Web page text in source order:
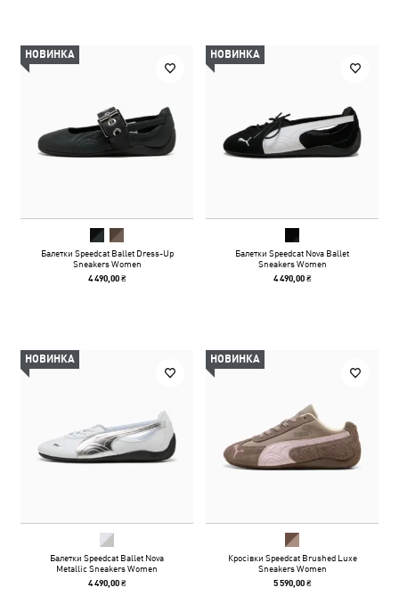
НОВИНКА
Балетки Speedcat Ballet Dress-Up
Sneakers Women
4 490,00 ₴
НОВИНКА
Балетки Speedcat Nova Ballet
Sneakers Women
4 490,00 ₴
НОВИНКА
Балетки Speedcat Ballet Nova
Metallic Sneakers Women
4 490,00 ₴
НОВИНКА
Кросівки Speedcat Brushed Luxe
Sneakers Women
5 590,00 ₴